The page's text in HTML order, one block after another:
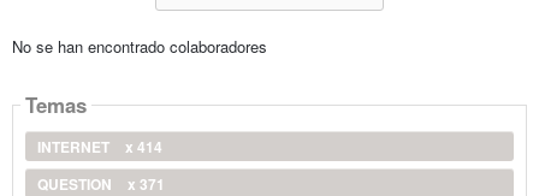
No se han encontrado colaboradores
Temas
INTERNET
x 414
QUESTION
x 371